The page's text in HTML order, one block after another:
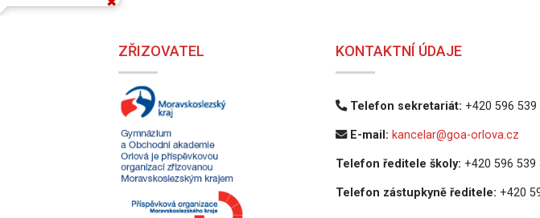
ZŘIZOVATEL KONTAKTNÍ ÚDAJE
Telefon sekretariát: +420 596 539
E-mail: kancelar@goa-orlova.cz
Telefon ředitele školy: +420 596 539
Telefon zástupkyně ředitele: +420